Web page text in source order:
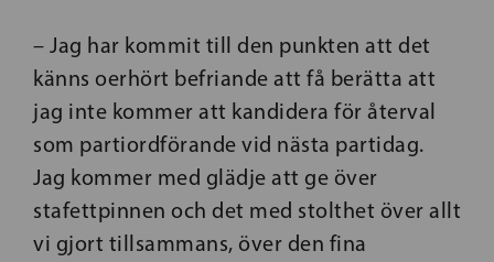
– Jag har kommit till den punkten att det
känns oerhört befriande att få berätta att
jag inte kommer att kandidera för återval
som partiordförande vid nästa partidag.
Jag kommer med glädje att ge över
stafettpinnen och det med stolthet över allt
vi gjort tillsammans, över den fina